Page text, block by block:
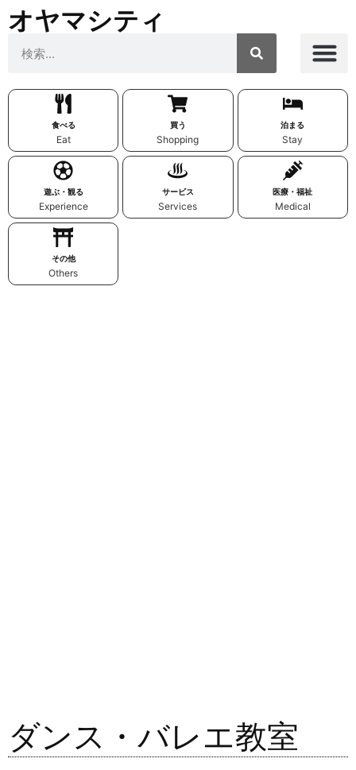
オヤマシティ
食べる
Eat
買う
Shopping
泊まる
Stay
遊ぶ・観る
Experience
サービス
Services
医療・福祉
Medical
その他
Others
ダンス・バレエ教室